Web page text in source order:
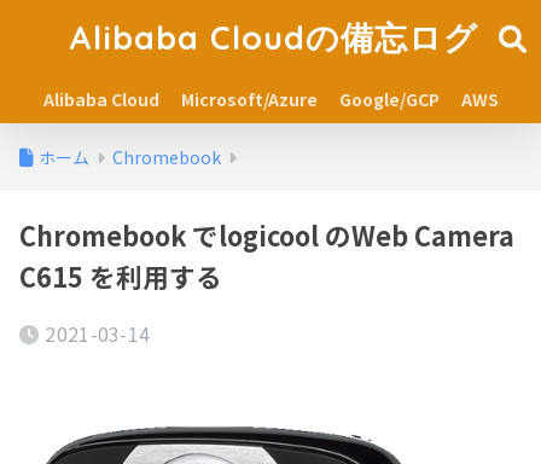
Alibaba Cloudの備忘ログ
Alibaba Cloud Microsoft/Azure Google/GCP AWS
ホーム Chromebook
Chromebook でlogicool のWeb Camera
C615 を利用する
2021-03-14